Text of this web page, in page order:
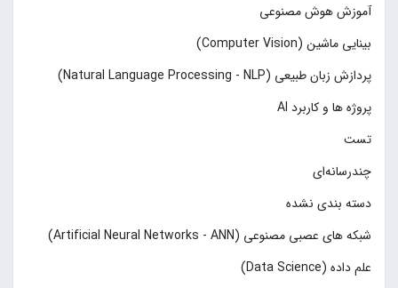
آموزش هوش مصنوعی
بینایی ماشین (Computer Vision)
پردازش زبان طبیعی (Natural Language Processing - NLP)
پروژه ها و کاربرد AI
تست
چند‌‌رسانه‌ای
دسته بندی نشده
شبکه های عصبی مصنوعی (Artificial Neural Networks - ANN)
علم داده (Data Science)